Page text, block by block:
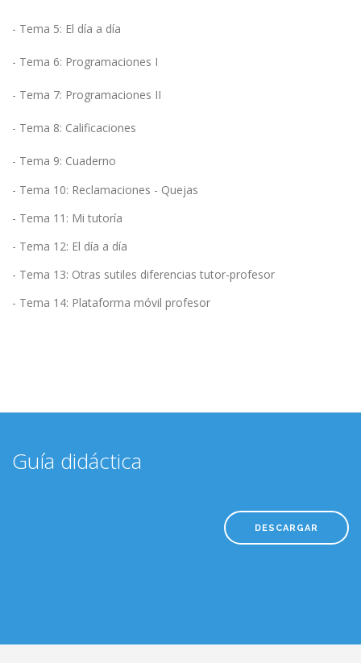
- Tema 5: El día a día
- Tema 6: Programaciones I
- Tema 7: Programaciones II
- Tema 8: Calificaciones
- Tema 9: Cuaderno
- Tema 10: Reclamaciones - Quejas
- Tema 11: Mi tutoría
- Tema 12: El día a día
- Tema 13: Otras sutiles diferencias tutor-profesor
- Tema 14: Plataforma móvil profesor
Guía didáctica
DESCARGAR